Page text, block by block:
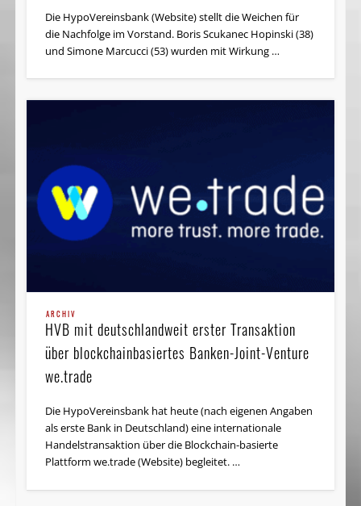
Die HypoVereinsbank (Website) stellt die Weichen für
die Nachfolge im Vorstand. Boris Scukanec Hopinski (38)
und Simone Marcucci (53) wurden mit Wirkung …
ARCHIV
HVB mit deutschlandweit erster Transaktion
über blockchainbasiertes Banken-Joint-Venture
we.trade
Die HypoVereinsbank hat heute (nach eigenen Angaben
als erste Bank in Deutschland) eine internationale
Handelstransaktion über die Blockchain-basierte
Plattform we.trade (Website) begleitet. …